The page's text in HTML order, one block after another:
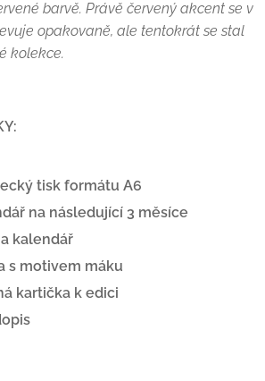
Průvodní dopis
barvě. Právě červený akcent se v
opakovaně, ale tentokrát se stal
kolekce.
tisk formátu A6
na následující 3 měsíce
kalendář
s motivem máku
kartička k edici